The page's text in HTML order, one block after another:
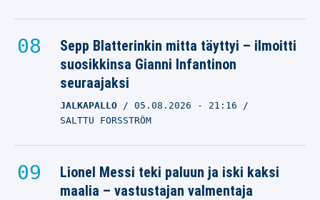
Sepp Blatterinkin mitta täyttyi – ilmoitti
suosikkinsa Gianni Infantinon
seuraajaksi
JALKAPALLO 05.08.2026 - 21:16
SALTTU FORSSTRÖM
Lionel Messi teki paluun ja iski kaksi
maalia – vastustajan valmentaja